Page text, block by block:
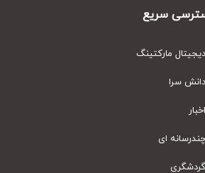
سریع
مارکتینگ
سرا
ای